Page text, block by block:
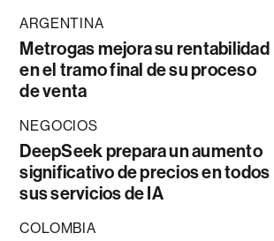
ARGENTINA
Metrogas mejora su rentabilidad
en el tramo final de su proceso
de venta
NEGOCIOS
DeepSeek prepara un aumento
significativo de precios en todos
sus servicios de IA
COLOMBIA